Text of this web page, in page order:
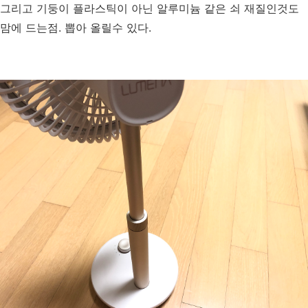
그리고 기둥이 플라스틱이 아닌 알루미늄 같은 쇠 재질인것도
맘에 드는점. 뽑아 올릴수 있다.